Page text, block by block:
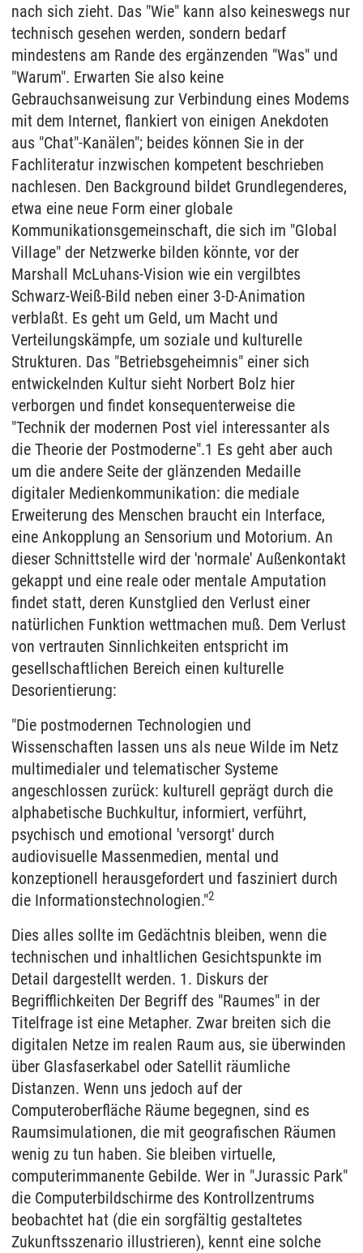
nach sich zieht. Das "Wie" kann also keineswegs nur
technisch gesehen werden, sondern bedarf
mindestens am Rande des ergänzenden "Was" und
"Warum". Erwarten Sie also keine
Gebrauchsanweisung zur Verbindung eines Modems
mit dem Internet, flankiert von einigen Anekdoten
aus "Chat"-Kanälen"; beides können Sie in der
Fachliteratur inzwischen kompetent beschrieben
nachlesen. Den Background bildet Grundlegenderes,
etwa eine neue Form einer globale
Kommunikationsgemeinschaft, die sich im "Global
Village" der Netzwerke bilden könnte, vor der
Marshall McLuhans-Vision wie ein vergilbtes
Schwarz-Weiß-Bild neben einer 3-D-Animation
verblaßt. Es geht um Geld, um Macht und
Verteilungskämpfe, um soziale und kulturelle
Strukturen. Das "Betriebsgeheimnis" einer sich
entwickelnden Kultur sieht Norbert Bolz hier
verborgen und findet konsequenterweise die
"Technik der modernen Post viel interessanter als
die Theorie der Postmoderne".1 Es geht aber auch
um die andere Seite der glänzenden Medaille
digitaler Medienkommunikation: die mediale
Erweiterung des Menschen braucht ein Interface,
eine Ankopplung an Sensorium und Motorium. An
dieser Schnittstelle wird der 'normale' Außenkontakt
gekappt und eine reale oder mentale Amputation
findet statt, deren Kunstglied den Verlust einer
natürlichen Funktion wettmachen muß. Dem Verlust
von vertrauten Sinnlichkeiten entspricht im
gesellschaftlichen Bereich einen kulturelle
Desorientierung:
"Die postmodernen Technologien und
Wissenschaften lassen uns als neue Wilde im Netz
multimedialer und telematischer Systeme
angeschlossen zurück: kulturell geprägt durch die
alphabetische Buchkultur, informiert, verführt,
psychisch und emotional 'versorgt' durch
audiovisuelle Massenmedien, mental und
konzeptionell herausgefordert und fasziniert durch
die Informationstechnologien."2
Dies alles sollte im Gedächtnis bleiben, wenn die
technischen und inhaltlichen Gesichtspunkte im
Detail dargestellt werden. 1. Diskurs der
Begrifflichkeiten Der Begriff des "Raumes" in der
Titelfrage ist eine Metapher. Zwar breiten sich die
digitalen Netze im realen Raum aus, sie überwinden
über Glasfaserkabel oder Satellit räumliche
Distanzen. Wenn uns jedoch auf der
Computeroberfläche Räume begegnen, sind es
Raumsimulationen, die mit geografischen Räumen
wenig zu tun haben. Sie bleiben virtuelle,
computerimmanente Gebilde. Wer in "Jurassic Park"
die Computerbildschirme des Kontrollzentrums
beobachtet hat (die ein sorgfältig gestaltetes
Zukunftsszenario illustrieren), kennt eine solche